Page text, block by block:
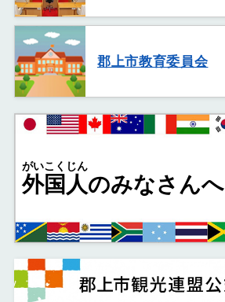
郡上市教育委員会
外国人
がいこくじん
のみなさんへ